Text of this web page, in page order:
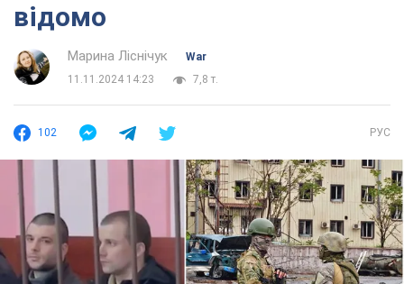
відомо
Марина Ліснічук
War
11.11.2024 14:23
7,8 т.
102 РУС